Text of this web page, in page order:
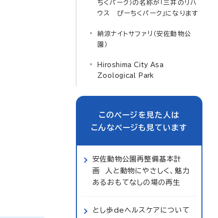
ちくパーク）の名称が「三井のリハ
ウス ぴーちくパーク」になります
納涼ナイトサファリ（安佐動物公
園）
Hiroshima City Asa
Zoological Park
このページを見た人は
こんなページも見ています
安佐動物公園再整備基本計
画 人と動物にやさしく、魅力
あるおもてなしの場の再生
とし歩deヘルスケアについて